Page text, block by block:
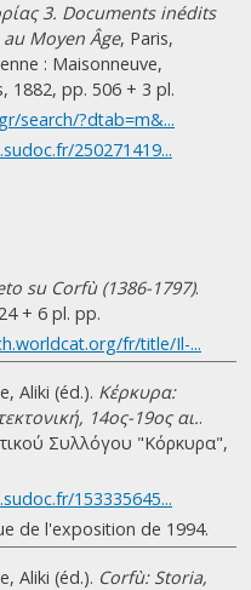
3. Documents inédits
Moyen Âge, Paris,
: Maisonneuve,
1882, pp. 506 + 3 pl.
search/?dtab=m&...
250271419...
su Corfù (1386-1797).
+ 6 pl. pp.
fr/title/Il-...
Aliki (éd.). Κέρκυρα:
14ος-19ος αι..
Συλλόγου "Κόρκυρα",
153335645...
de l'exposition de 1994.
Aliki (éd.). Corfù: Storia,